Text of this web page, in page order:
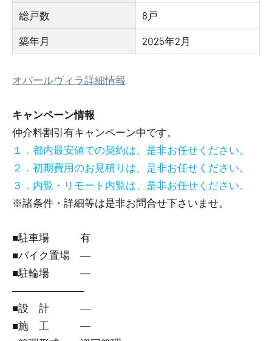
総戸数 8戸
築年月 2025年2月
オパールヴィラ詳細情報
キャンペーン情報
仲介料割引有キャンペーン中です。
１．都内最安値での契約は、是非お任せください。
２．初期費用のお見積りは、是非お任せください。
３．内覧・リモート内覧は、是非お任せください。
※諸条件・詳細等は是非お問合せ下さいませ。
■駐車場 有
■バイク置場 ―
■駐輪場 ―
―――――――
■設 計 ―
■施 工 ―